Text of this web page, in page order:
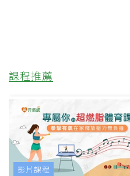
課程推薦
影片課程